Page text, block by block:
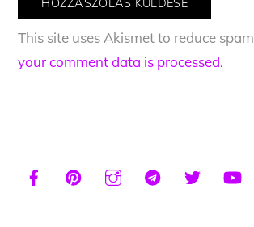
This site uses Akismet to reduce
your comment data is processed.